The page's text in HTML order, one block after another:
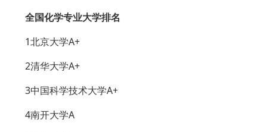
全国化学专业大学排名
1北京大学A+
2清华大学A+
3中国科学技术大学A+
4南开大学A